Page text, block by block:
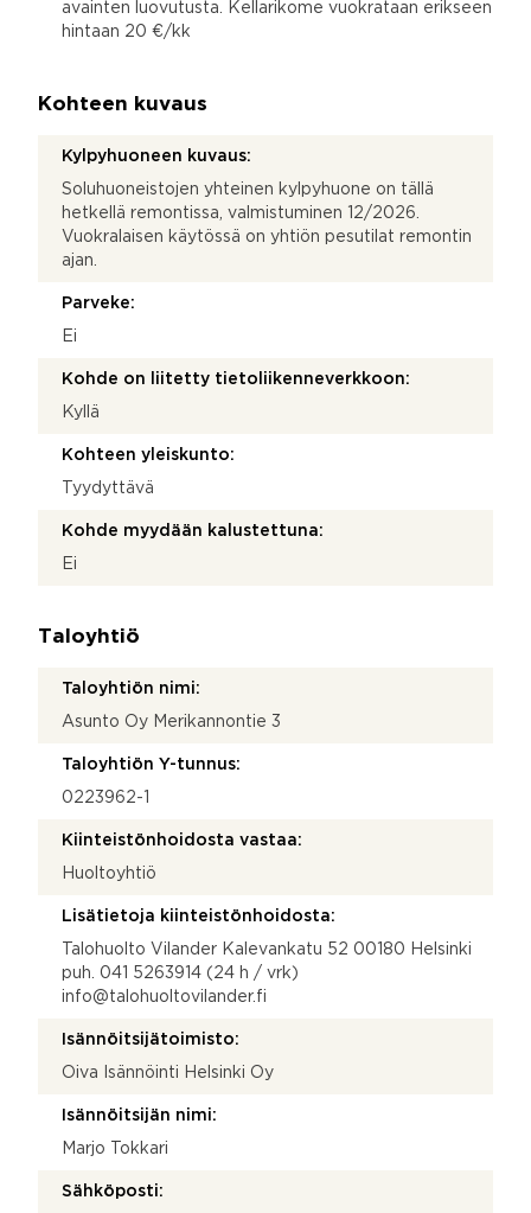
avainten luovutusta. Kellarikome vuokrataan erikseen
hintaan 20 €/kk
Kohteen kuvaus
Kylpyhuoneen kuvaus:
Soluhuoneistojen yhteinen kylpyhuone on tällä
hetkellä remontissa, valmistuminen 12/2026.
Vuokralaisen käytössä on yhtiön pesutilat remontin
ajan.
Parveke:
Ei
Kohde on liitetty tietoliikenneverkkoon:
Kyllä
Kohteen yleiskunto:
Tyydyttävä
Kohde myydään kalustettuna:
Ei
Taloyhtiö
Taloyhtiön nimi:
Asunto Oy Merikannontie 3
Taloyhtiön Y-tunnus:
0223962-1
Kiinteistönhoidosta vastaa:
Huoltoyhtiö
Lisätietoja kiinteistönhoidosta:
Talohuolto Vilander Kalevankatu 52 00180 Helsinki
puh. 041 5263914 (24 h / vrk)
info@talohuoltovilander.fi
Isännöitsijätoimisto:
Oiva Isännöinti Helsinki Oy
Isännöitsijän nimi:
Marjo Tokkari
Sähköposti: